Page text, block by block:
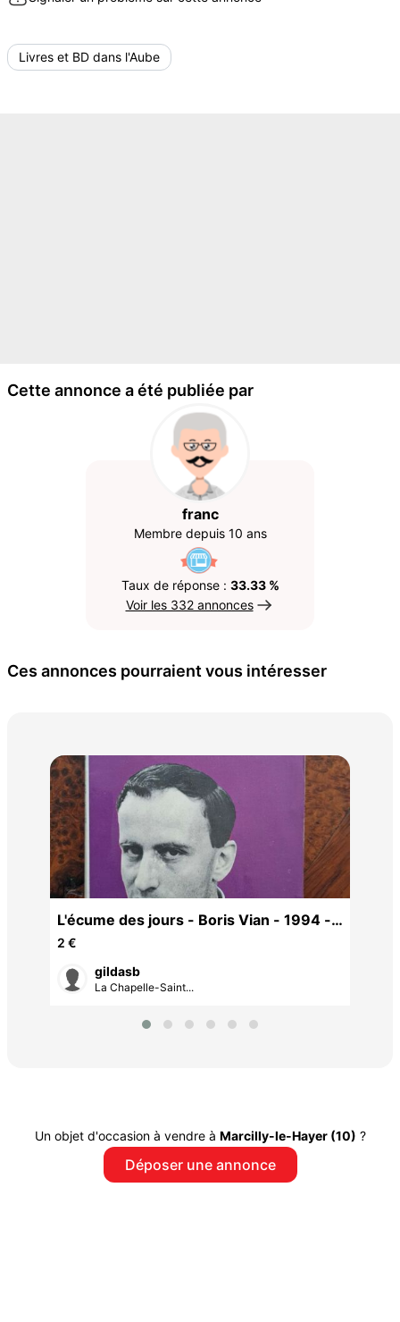
Livres et BD dans l'Aube
Cette annonce a été publiée par
franc
Membre depuis 10 ans
Taux de réponse : 33.33 %
Voir les 332 annonces
Ces annonces pourraient vous intéresser
L'écume des jours - Boris Vian - 1994 -
bon état
2 €
gildasb
La Chapelle-Saint...
Un objet d'occasion à vendre à Marcilly-le-Hayer (10) ?
Déposer une annonce